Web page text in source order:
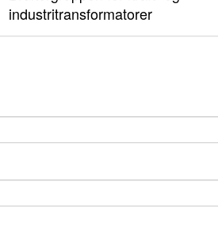
industritransformatorer